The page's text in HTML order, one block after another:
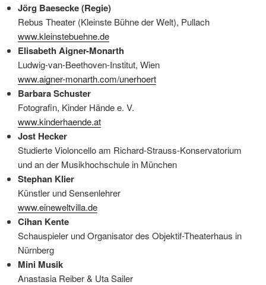
Jörg Baesecke (Regie)
Rebus Theater (Kleinste Bühne der Welt), Pullach
www.kleinstebuehne.de
Elisabeth Aigner-Monarth
Ludwig-van-Beethoven-Institut, Wien
www.aigner-monarth.com/unerhoert
Barbara Schuster
Fotografin, Kinder Hände e. V.
www.kinderhaende.at
Jost Hecker
Studierte Violoncello am Richard-Strauss-Konservatorium
und an der Musikhochschule in München
Stephan Klier
Künstler und Sensenlehrer
www.eineweltvilla.de
Cihan Kente
Schauspieler und Organisator des Objektif-Theaterhaus in
Nürnberg
Mini Musik
Anastasia Reiber & Uta Sailer